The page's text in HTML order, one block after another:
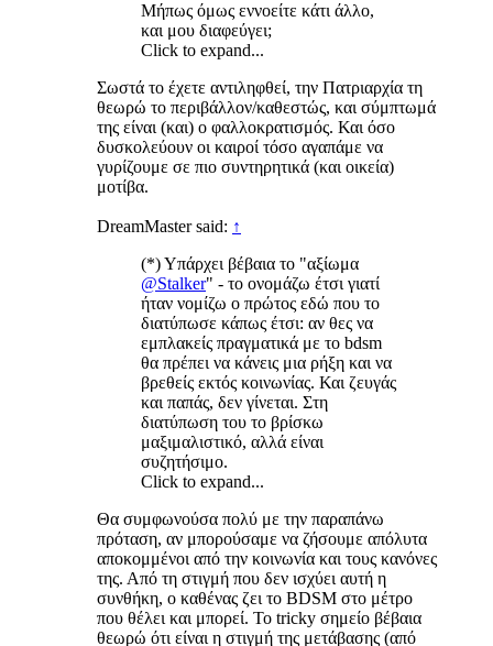
Μήπως όμως εννοείτε κάτι άλλο,
και μου διαφεύγει;
Click to expand...
Σωστά το έχετε αντιληφθεί, την Πατριαρχία τη
θεωρώ το περιβάλλον/καθεστώς, και σύμπτωμά
της είναι (και) ο φαλλοκρατισμός. Και όσο
δυσκολεύουν οι καιροί τόσο αγαπάμε να
γυρίζουμε σε πιο συντηρητικά (και οικεία)
μοτίβα.
DreamMaster said: ↑
(*) Υπάρχει βέβαια το "αξίωμα
@Stalker" - το ονομάζω έτσι γιατί
ήταν νομίζω ο πρώτος εδώ που το
διατύπωσε κάπως έτσι: αν θες να
εμπλακείς πραγματικά με το bdsm
θα πρέπει να κάνεις μια ρήξη και να
βρεθείς εκτός κοινωνίας. Και ζευγάς
και παπάς, δεν γίνεται. Στη
διατύπωση του το βρίσκω
μαξιμαλιστικό, αλλά είναι
συζητήσιμο.
Click to expand...
Θα συμφωνούσα πολύ με την παραπάνω
πρόταση, αν μπορούσαμε να ζήσουμε απόλυτα
αποκομμένοι από την κοινωνία και τους κανόνες
της. Από τη στιγμή που δεν ισχύει αυτή η
συνθήκη, ο καθένας ζει το BDSM στο μέτρο
που θέλει και μπορεί. Το tricky σημείο βέβαια
θεωρώ ότι είναι η στιγμή της μετάβασης (από